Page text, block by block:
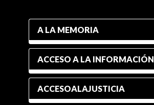
A LA MEMORIA
ACCESO A LA INFORMACIÓN
ACCESOALAJUSTICIA